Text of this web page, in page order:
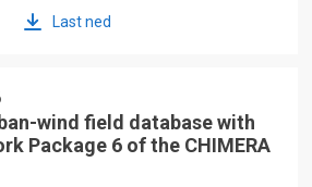
Last ned
wind field database with
Package 6 of the CHIMERA